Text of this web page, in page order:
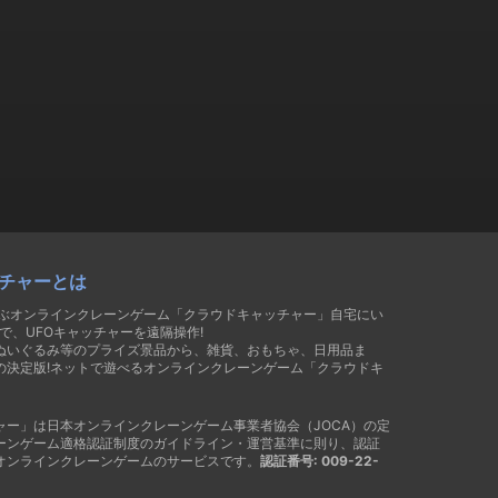
ャーとは
オンラインクレーンゲーム「クラウドキャッチャー」自宅にい
、UFOキャッチャーを遠隔操作!
いぐるみ等のプライズ景品から、雑貨、おもちゃ、日用品ま
決定版!ネットで遊べるオンラインクレーンゲーム「クラウドキ
ー」は日本オンラインクレーンゲーム事業者協会（JOCA）の定
ンゲーム適格認証制度のガイドライン・運営基準に則り、認証
ラインクレーンゲームのサービスです。 認証番号: 009-22-